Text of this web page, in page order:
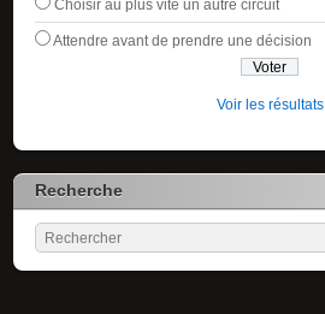
Choisir au plus vite un autre circuit
Attendre avant de prendre une décision
Voir les résultats
Recherche